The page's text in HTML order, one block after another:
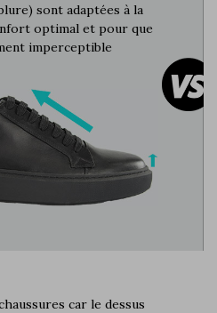
sont adaptées à la
optimal et pour que
imperceptible
car le dessus